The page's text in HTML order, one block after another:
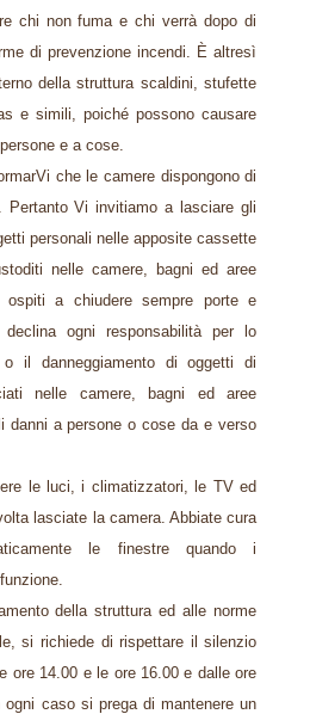
chi non fuma e chi verrà dopo di
di prevenzione incendi. È altresì
della struttura scaldini, stufette
e simili, poiché possono causare
e a cose.
che le camere dispongono di
Pertanto Vi invitiamo a lasciare gli
personali nelle apposite cassette
nelle camere, bagni ed aree
ospiti a chiudere sempre porte e
ogni responsabilità per lo
il danneggiamento di oggetti di
nelle camere, bagni ed aree
danni a persone o cose da e verso
le luci, i climatizzatori, le TV ed
lasciate la camera. Abbiate cura
le finestre quando i
della struttura ed alle norme
si richiede di rispettare il silenzio
ore 14.00 e le ore 16.00 e dalle ore
caso si prega di mantenere un